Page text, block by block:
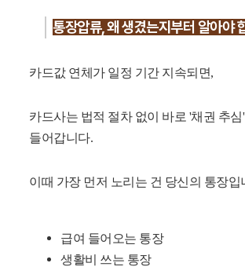
통장압류, 왜 생겼는지부터 알아야
카드값 연체가 일정 기간 지속되면,
카드사는 법적 절차 없이 바로 '채권 추심'
들어갑니다.
이때 가장 먼저 노리는 건 당신의 통장입
급여 들어오는 통장
생활비 쓰는 통장